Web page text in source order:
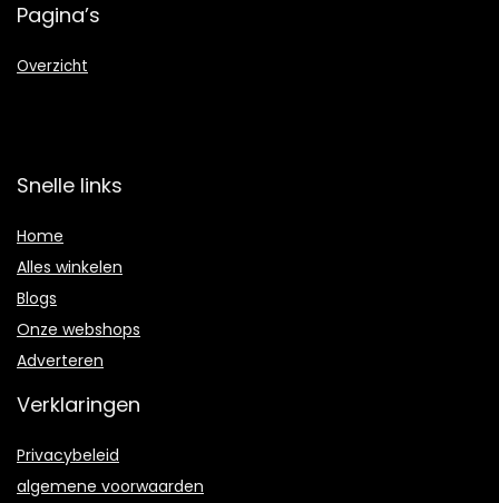
Pagina’s
Overzicht
Snelle links
Home
Alles winkelen
Blogs
Onze webshops
Adverteren
Verklaringen
Privacybeleid
algemene voorwaarden